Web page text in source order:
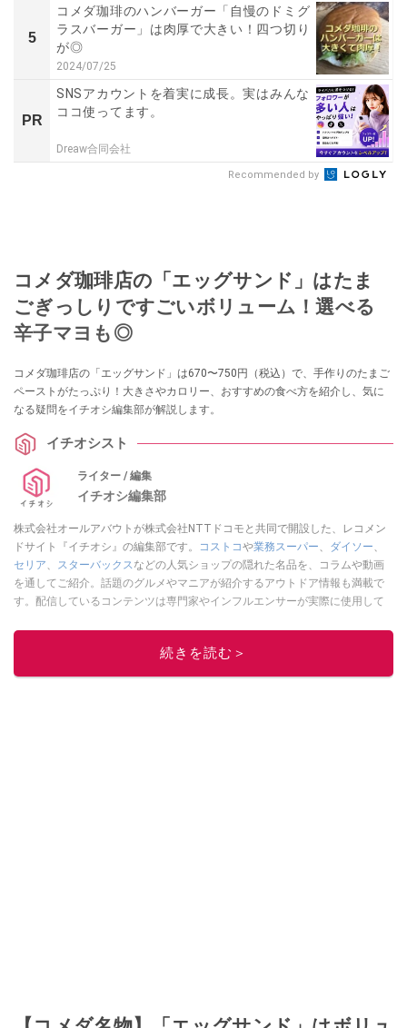
5
コメダ珈琲のハンバーガー「自慢のドミグ
ラスバーガー」は肉厚で大きい！四つ切り
が◎
2024/07/25
PR
SNSアカウントを着実に成長。実はみんな
ココ使ってます。
Dreaw合同会社
Recommended by
コメダ珈琲店の「エッグサンド」はたま
ごぎっしりですごいボリューム！選べる
辛子マヨも◎
コメダ珈琲店の「エッグサンド」は670〜750円（税込）で、手作りのたまご
ペーストがたっぷり！大きさやカロリー、おすすめの食べ方を紹介し、気に
なる疑問をイチオシ編集部が解説します。
イチオシスト
ライター / 編集
イチオシ編集部
株式会社オールアバウトが株式会社NTTドコモと共同で開設した、レコメン
ドサイト『イチオシ』の編集部です。
コストコや業務スーパー ダイソー
セリア
スターバックス などの人気ショップの隠れた名品を、コラムや動画
を通してご紹介。話題のグルメやマニアが紹介するアウトドア情報も満載で
す。配信しているコンテンツは専門家やインフルエンサーが実際に使用して
ニュースでフォロー
続きを読む＞